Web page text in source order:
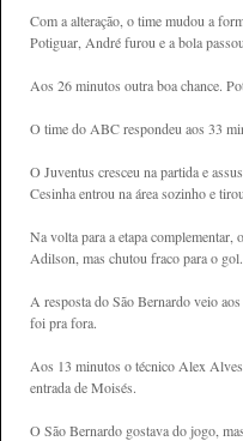
Com a alteração, o time mudou a
Potiguar, André furou e a bola
Aos 26 minutos outra boa chance.
O time do ABC respondeu aos 33
O Juventus cresceu na partida e
Cesinha entrou na área sozinho e
Na volta para a etapa
Adilson, mas chutou fraco para o gol.
A resposta do São Bernardo veio
foi pra fora.
Aos 13 minutos o técnico Alex
entrada de Moisés.
O São Bernardo gostava do jogo,